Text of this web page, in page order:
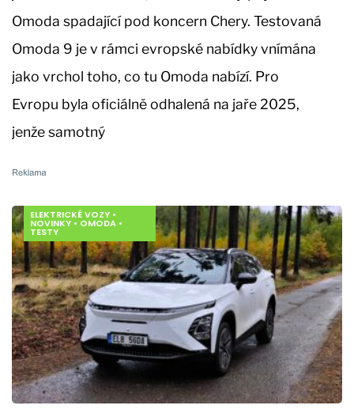
Omoda spadající pod koncern Chery. Testovaná
Omoda 9 je v rámci evropské nabídky vnímána
jako vrchol toho, co tu Omoda nabízí. Pro
Evropu byla oficiálně odhalená na jaře 2025,
jenže samotný
ELEKTRICKÉ VOZY •
NOVINKY • OMODA •
TESTY